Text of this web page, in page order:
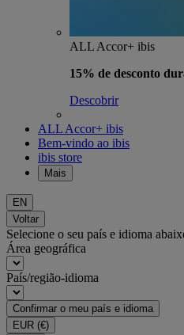
ALL Accor+ ibis
15% de desconto
Descobrir
ALL Accor+ ibis
Bem-vindo ao ibis
ibis store
Mais
EN
Voltar
Selecione o seu país e idioma
Área geográfica
País/região-idioma
Confirmar o meu país e idioma
EUR (€)